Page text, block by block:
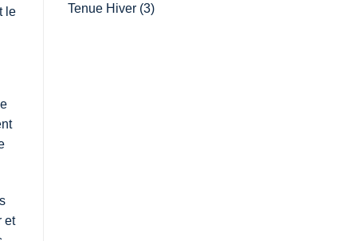
le
et
Tenue Hiver(3)